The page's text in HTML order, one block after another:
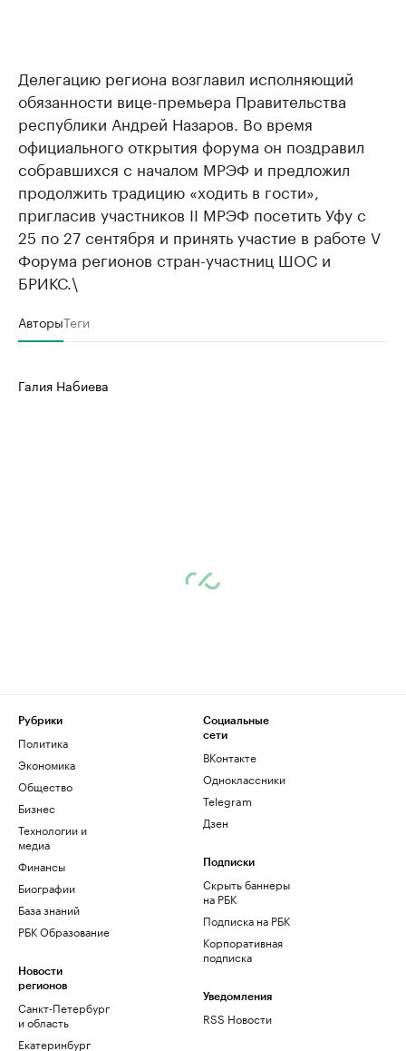
Делегацию региона возглавил исполняющий
обязанности вице-премьера Правительства
республики Андрей Назаров. Во время
официального открытия форума он поздравил
собравшихся с началом МРЭФ и предложил
продолжить традицию «ходить в гости»,
пригласив участников II МРЭФ посетить Уфу с
25 по 27 сентября и принять участие в работе V
Форума регионов стран-участниц ШОС и
БРИКС.\
АвторыТеги
Галия Набиева
Рубрики
Политика
Экономика
Общество
Бизнес
Технологии и
медиа
Финансы
Биографии
База знаний
РБК Образование
Новости
регионов
Санкт-Петербург
и область
Екатеринбург
Социальные
сети
ВКонтакте
Одноклассники
Telegram
Дзен
Подписки
Скрыть баннеры
на РБК
Подписка на РБК
Корпоративная
подписка
Уведомления
RSS Новости